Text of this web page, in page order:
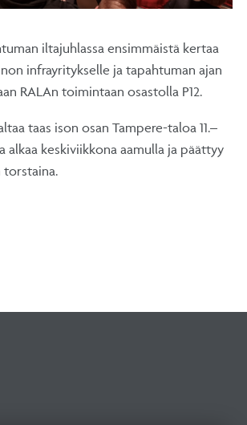
iltajuhlassa ensimmäistä kertaa
infrayritykselle ja tapahtuman ajan
RALAn toimintaan osastolla P12.
taas ison osan Tampere-taloa 11.–
alkaa keskiviikkona aamulla ja päättyy
torstaina.